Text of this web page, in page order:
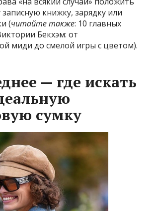
книжку, зарядку или
(читайте также: 10 главных
Бекхэм: от
миди до смелой игры с цветом).
— где искать
сумку